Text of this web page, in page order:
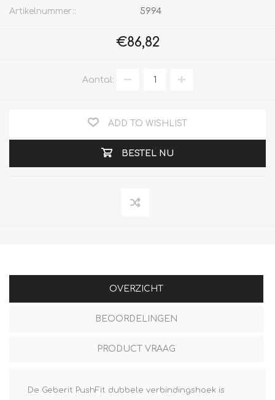
Artikelnummer:: 5994
€86,82
Aantal:
ADD TO WISHLIST
BESTEL NU
OVERZICHT
BEOORDELINGEN
PRODUCT VRAAG
De Geberit PushFit dubbele verbindingshoek is